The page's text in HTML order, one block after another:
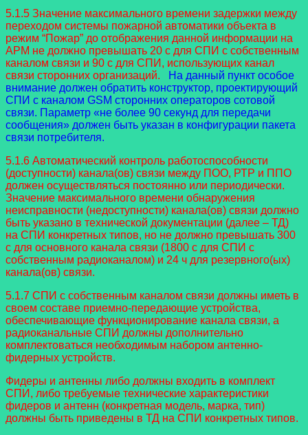
5.1.5 Значение максимального времени задержки между
переходом системы пожарной автоматики объекта в
режим “Пожар” до отображения данной информации на
АРМ не должно превышать 20 с для СПИ с собственным
каналом связи и 90 с для СПИ, использующих канал
связи сторонних организаций.
На данный пункт особое
внимание должен обратить конструктор, проектирующий
СПИ с каналом GSM сторонних операторов сотовой
связи. Параметр «не более 90 секунд для передачи
сообщения» должен быть указан в конфигурации пакета
связи потребителя.
5.1.6 Автоматический контроль работоспособности
(доступности) канала(ов) связи между ПОО, РТР и ППО
должен осуществляться постоянно или периодически.
Значение максимального времени обнаружения
неисправности (недоступности) канала(ов) связи должно
быть указано в технической документации (далее – ТД)
на СПИ конкретных типов, но не должно превышать 300
с для основного канала связи (1800 с для СПИ с
собственным радиоканалом) и 24 ч для резервного(ых)
канала(ов) связи.
5.1.7 СПИ с собственным каналом связи должны иметь в
своем составе приемно-передающие устройства,
обеспечивающие функционирование канала связи, а
радиоканальные СПИ должны дополнительно
комплектоваться необходимым набором антенно-
фидерных устройств.
Фидеры и антенны либо должны входить в комплект
СПИ, либо требуемые технические характеристики
фидеров и антенн (конкретная модель, марка, тип)
должны быть приведены в ТД на СПИ конкретных типов.